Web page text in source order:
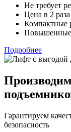
Не требует
Цена в 2
Компактные
Повышенные
Подробнее
Гарантируем
безопасность